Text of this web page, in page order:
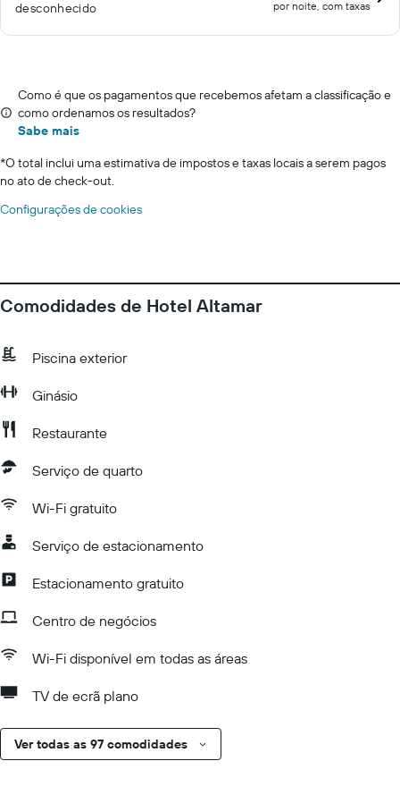
desconhecido por noite, com taxas
Como é que os pagamentos que recebemos afetam a classificação e
como ordenamos os resultados?
Sabe mais
*O total inclui uma estimativa de impostos e taxas locais a serem pagos
no ato de check-out.
Configurações de cookies
Comodidades de Hotel Altamar
Piscina exterior
Ginásio
Restaurante
Serviço de quarto
Wi-Fi gratuito
Serviço de estacionamento
Estacionamento gratuito
Centro de negócios
Wi-Fi disponível em todas as áreas
TV de ecrã plano
Ver todas as 97 comodidades